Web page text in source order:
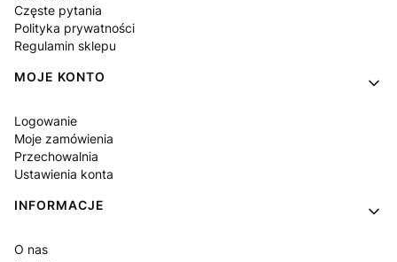
Częste pytania
Polityka prywatności
Regulamin sklepu
MOJE KONTO
Logowanie
Moje zamówienia
Przechowalnia
Ustawienia konta
INFORMACJE
O nas